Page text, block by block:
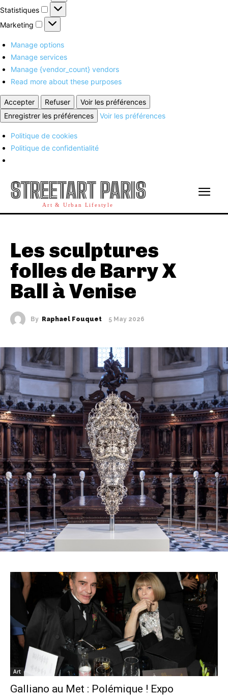
Statistiques Statistiques
Marketing Marketing
Manage options
Manage services
Manage {vendor_count} vendors
Read more about these purposes
Accepter Refuser
Voir les préférences
Enregistrer les préférences
Voir les préférences
Politique de cookies
Politique de confidentialité
STREETART PARIS
Art & Urban Lifestyle
Les sculptures
folles de Barry X
Ball à Venise
By Raphael Fouquet 5 May 2026
Art
Galliano au Met : Polémique ! Expo